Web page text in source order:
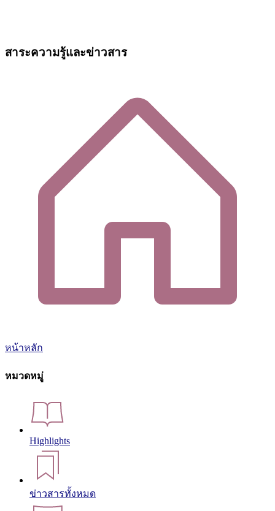
สาระความรู้และข่าวสาร
หน้าหลัก
หมวดหมู่
Highlights
ข่าวสารทั้งหมด